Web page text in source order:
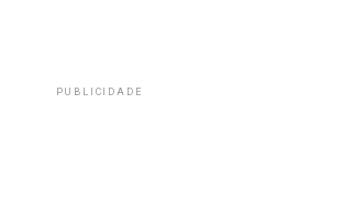
PUBLICIDADE